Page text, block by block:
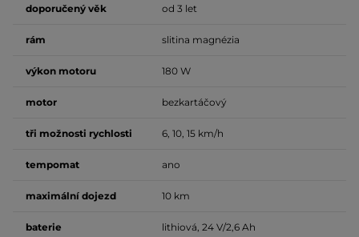
doporučený věk od 3 let
rám slitina magnézia
výkon motoru 180 W
motor bezkartáčový
tři možnosti rychlosti 6, 10, 15 km/h
tempomat ano
maximální dojezd 10 km
baterie lithiová, 24 V/2,6 Ah